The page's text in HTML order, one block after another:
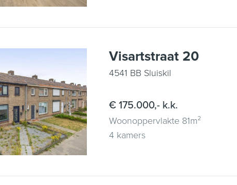
Visartstraat 20
4541 BB Sluiskil
€ 175.000,- k.k.
Woonoppervlakte 81m²
4 kamers